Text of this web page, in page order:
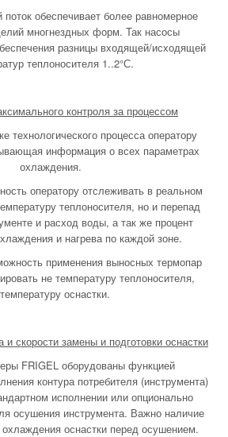
поток обеспечивает более равномерное
многнездных форм. Так насосы
разницы входящей/исходящей
теплоносителя 1..2°С.
контроля за процессом
технологического процесса оператору
информация о всех параметрах
охлаждения.
оператору отслеживать в реальном
теплоносителя, но и перепад
и расход воды, а так же процент
и нагрева по каждой зоне.
применения выносных термопар
не температуру теплоносителя,
оснастки.
скорости замены и подготовки оснастки
FRIGEL оборудованы функцией
контура потребителя (инструмента)
исполнении или опционально
осушения инструмента. Важно наличие
оснастки перед осушением.